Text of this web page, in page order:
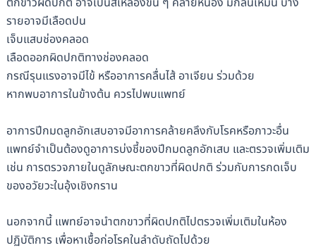
รายอาจมีเลือดปน
เจ็บแสบช่องคลอด
เลือดออกผิดปกติทางช่องคลอด
กรณีรุนแรงอาจมีไข้ หรืออาการคลื่นไส้ อาเจียน ร่วมด้วย
หากพบอาการในข้างต้น ควรไปพบแพทย์
อาการปีกมดลูกอักเสบอาจมีอาการคล้ายคลึงกับโรคหรือภาวะอื่น
แพทย์จำเป็นต้องดูอาการบ่งชี้ของปีกมดลูกอักเสบ และตรวจเพิ่มเติม
เช่น การตรวจภายในดูลักษณะตกขาวที่ผิดปกติ ร่วมกับการกดเจ็บ
ของอวัยวะในอุ้งเชิงกราน
นอกจากนี้ แพทย์อาจนำตกขาวที่ผิดปกติไปตรวจเพิ่มเติมในห้อง
ปฏิบัติการ เพื่อหาเชื้อก่อโรคในลำดับถัดไปด้วย